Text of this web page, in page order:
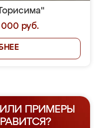
руб.
ПРИМЕРЫ